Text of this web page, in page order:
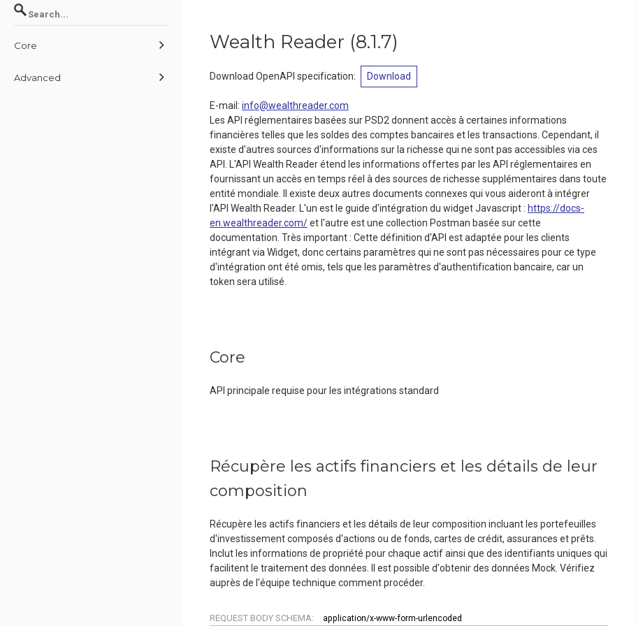
Core
Advanced
Wealth Reader (8.1.7)
Download OpenAPI specification: Download
E-mail : info@wealthreader.com
Les API réglementaires basées sur PSD2 donnent accès à certaines informations
financières telles que les soldes des comptes bancaires et les transactions. Cependant, il
existe d'autres sources d'informations sur la richesse qui ne sont pas accessibles via ces
API. L'API Wealth Reader étend les informations offertes par les API réglementaires en
fournissant un accès en temps réel à des sources de richesse supplémentaires dans toute
entité mondiale. Il existe deux autres documents connexes qui vous aideront à intégrer
l'API Wealth Reader. L'un est le guide d'intégration du widget Javascript : https://docs-
en.wealthreader.com/et l'autre est une collection Postman basée sur cette
documentation. Très important : Cette définition d'API est adaptée pour les clients
intégrant via Widget, donc certains paramètres qui ne sont pas nécessaires pour ce type
d'intégration ont été omis, tels que les paramètres d'authentification bancaire, car un
token sera utilisé.
Core
API principale requise pour les intégrations standard
Récupère les actifs financiers et les détails de leur
composition
Récupère les actifs financiers et les détails de leur composition incluant les portefeuilles
d'investissement composés d'actions ou de fonds, cartes de crédit, assurances et prêts.
Inclut les informations de propriété pour chaque actif ainsi que des identifiants uniques qui
facilitent le traitement des données. Il est possible d'obtenir des données Mock. Vérifiez
auprès de l'équipe technique comment procéder.
REQUEST BODY SCHEMA: application/x-www-form-urlencoded